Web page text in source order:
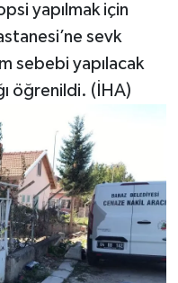
yapılmak için
sevk
sebebi yapılacak
öğrenildi. (İHA)